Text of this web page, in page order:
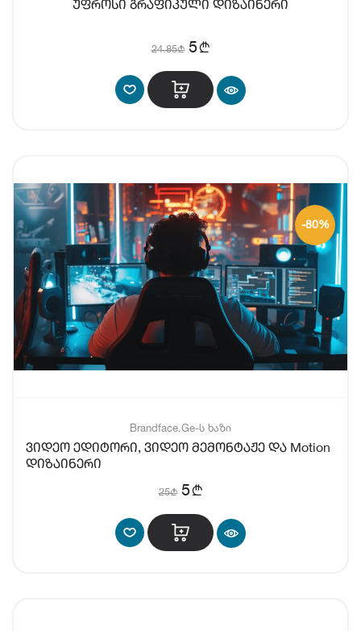
უფროსი გრაფიკული დიზაინერი
24.85b 5b
-80%
Brandface.Ge-ს ხაზი
ვიდეო ედიტორი, ვიდეო მემონტაჟე და Motion
დიზაინერი
25b 5b